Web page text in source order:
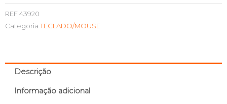
REF43920
Categoria TECLADO/MOUSE
Descrição
Informação adicional